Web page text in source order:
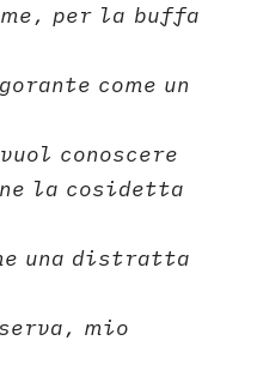
per la buffa
come un
conoscere
la cosidetta
una distratta
mio